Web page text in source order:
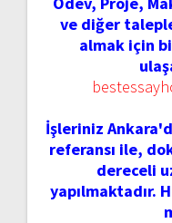
ve diğer
almak için
İşleriniz
referansı ile,
dereceli
yapılmaktadır.